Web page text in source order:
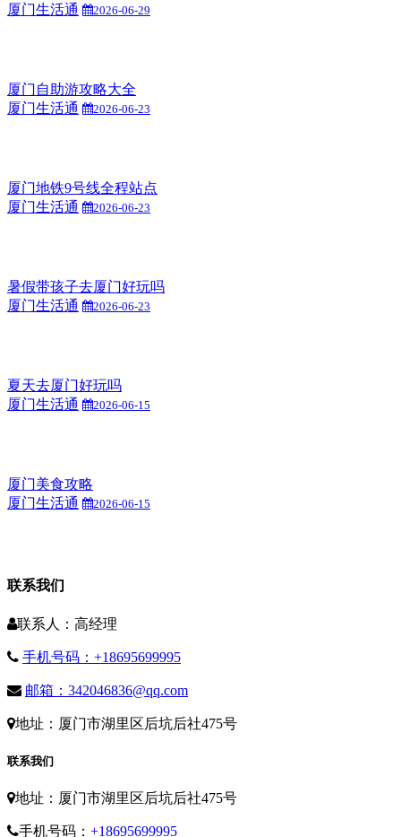
厦门生活通
2026-06-29
厦门自助游攻略大全
厦门生活通
2026-06-23
厦门地铁9号线全程站点
厦门生活通
2026-06-23
暑假带孩子去厦门好玩吗
厦门生活通
2026-06-23
夏天去厦门好玩吗
厦门生活通
2026-06-15
厦门美食攻略
厦门生活通
2026-06-15
联系我们
联系人：高经理
手机号码：+18695699995
邮箱：342046836@qq.com
地址：厦门市湖里区后坑后社475号
联系我们
地址：厦门市湖里区后坑后社475号
手机号码： +18695699995